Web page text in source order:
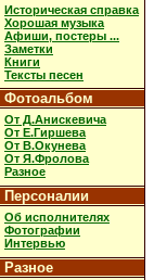
Историческая справка
Хорошая музыка
Афиши, постеры ...
Заметки
Книги
Тексты песен
Фотоальбом
От Д.Анискевича
От Е.Гиршева
От В.Окунева
От Я.Фролова
Разное
Персоналии
Об исполнителях
Фотографии
Интервью
Разное